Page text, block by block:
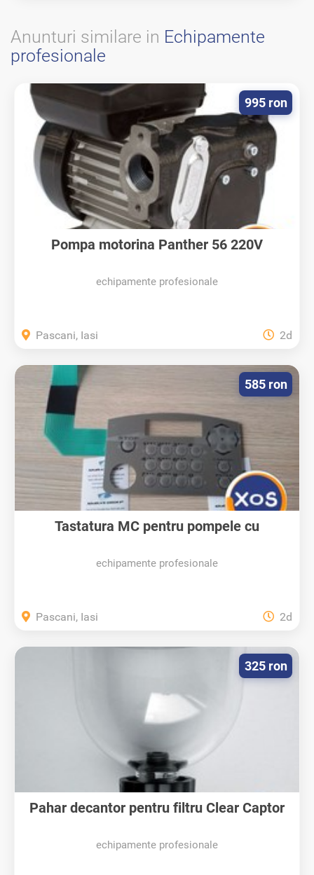
Anunturi similare in Echipamente
profesionale
Pompa motorina Panther 56 220V
echipamente profesionale
995 ron
Pascani, Iasi 2d
Tastatura MC pentru pompele cu
echipamente profesionale
585 ron
Pascani, Iasi 2d
Pahar decantor pentru filtru Clear Captor
echipamente profesionale
325 ron